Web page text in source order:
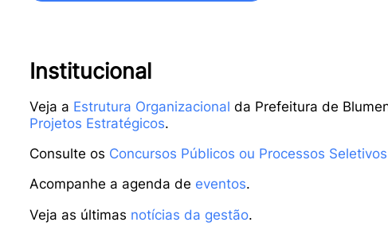
Institucional
Veja a Estrutura Organizacional da Prefeitura de
Projetos Estratégicos.
Consulte os Concursos Públicos ou Processos Seletivos
Acompanhe a agenda de eventos.
Veja as últimas notícias da gestão.